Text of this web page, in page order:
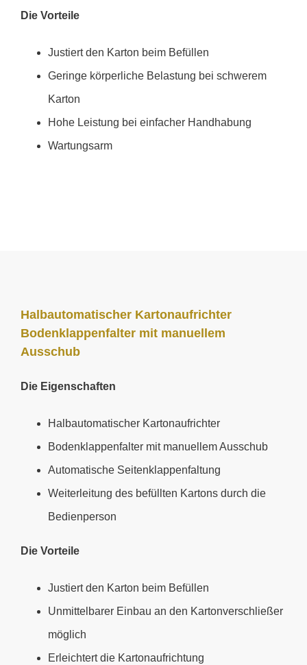
Die Vorteile
Justiert den Karton beim Befüllen
Geringe körperliche Belastung bei schwerem
Karton
Hohe Leistung bei einfacher Handhabung
Wartungsarm
Halbautomatischer Kartonaufrichter
Bodenklappenfalter mit manuellem
Ausschub
Die Eigenschaften
Halbautomatischer Kartonaufrichter
Bodenklappenfalter mit manuellem Ausschub
Automatische Seitenklappenfaltung
Weiterleitung des befüllten Kartons durch die
Bedienperson
Die Vorteile
Justiert den Karton beim Befüllen
Unmittelbarer Einbau an den Kartonverschließer
möglich
Erleichtert die Kartonaufrichtung